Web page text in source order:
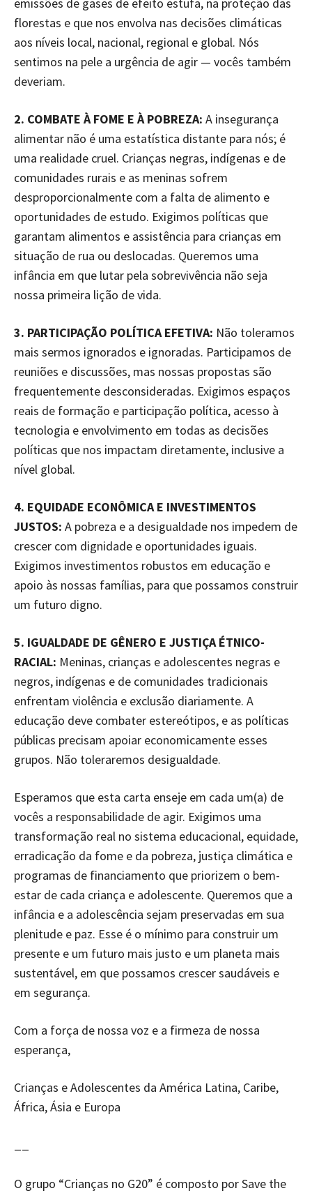
emissões de gases de efeito estufa, na proteção das
florestas e que nos envolva nas decisões climáticas
aos níveis local, nacional, regional e global. Nós
sentimos na pele a urgência de agir — vocês também
deveriam.
2. COMBATE À FOME E À POBREZA: A insegurança
alimentar não é uma estatística distante para nós; é
uma realidade cruel. Crianças negras, indígenas e de
comunidades rurais e as meninas sofrem
desproporcionalmente com a falta de alimento e
oportunidades de estudo. Exigimos políticas que
garantam alimentos e assistência para crianças em
situação de rua ou deslocadas. Queremos uma
infância em que lutar pela sobrevivência não seja
nossa primeira lição de vida.
3. PARTICIPAÇÃO POLÍTICA EFETIVA: Não toleramos
mais sermos ignorados e ignoradas. Participamos de
reuniões e discussões, mas nossas propostas são
frequentemente desconsideradas. Exigimos espaços
reais de formação e participação política, acesso à
tecnologia e envolvimento em todas as decisões
políticas que nos impactam diretamente, inclusive a
nível global.
4. EQUIDADE ECONÔMICA E INVESTIMENTOS
JUSTOS: A pobreza e a desigualdade nos impedem de
crescer com dignidade e oportunidades iguais.
Exigimos investimentos robustos em educação e
apoio às nossas famílias, para que possamos construir
um futuro digno.
5. IGUALDADE DE GÊNERO E JUSTIÇA ÉTNICO-
RACIAL: Meninas, crianças e adolescentes negras e
negros, indígenas e de comunidades tradicionais
enfrentam violência e exclusão diariamente. A
educação deve combater estereótipos, e as políticas
públicas precisam apoiar economicamente esses
grupos. Não toleraremos desigualdade.
Esperamos que esta carta enseje em cada um(a) de
vocês a responsabilidade de agir. Exigimos uma
transformação real no sistema educacional, equidade,
erradicação da fome e da pobreza, justiça climática e
programas de financiamento que priorizem o bem-
estar de cada criança e adolescente. Queremos que a
infância e a adolescência sejam preservadas em sua
plenitude e paz. Esse é o mínimo para construir um
presente e um futuro mais justo e um planeta mais
sustentável, em que possamos crescer saudáveis e
em segurança.
Com a força de nossa voz e a firmeza de nossa
esperança,
Crianças e Adolescentes da América Latina, Caribe,
África, Ásia e Europa
O grupo “Crianças no G20” é composto por Save the